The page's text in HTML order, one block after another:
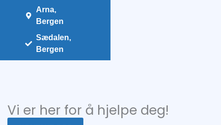
Arna,
Bergen
Sædalen,
Bergen
Vi er her for å hjelpe deg!